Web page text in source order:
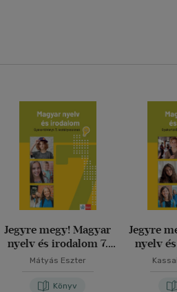
Jegyre megy! Magyar
nyelv és irodalom 7.
osztályosoknak
Mátyás Eszter
Könyv
Jegyre
nyelv